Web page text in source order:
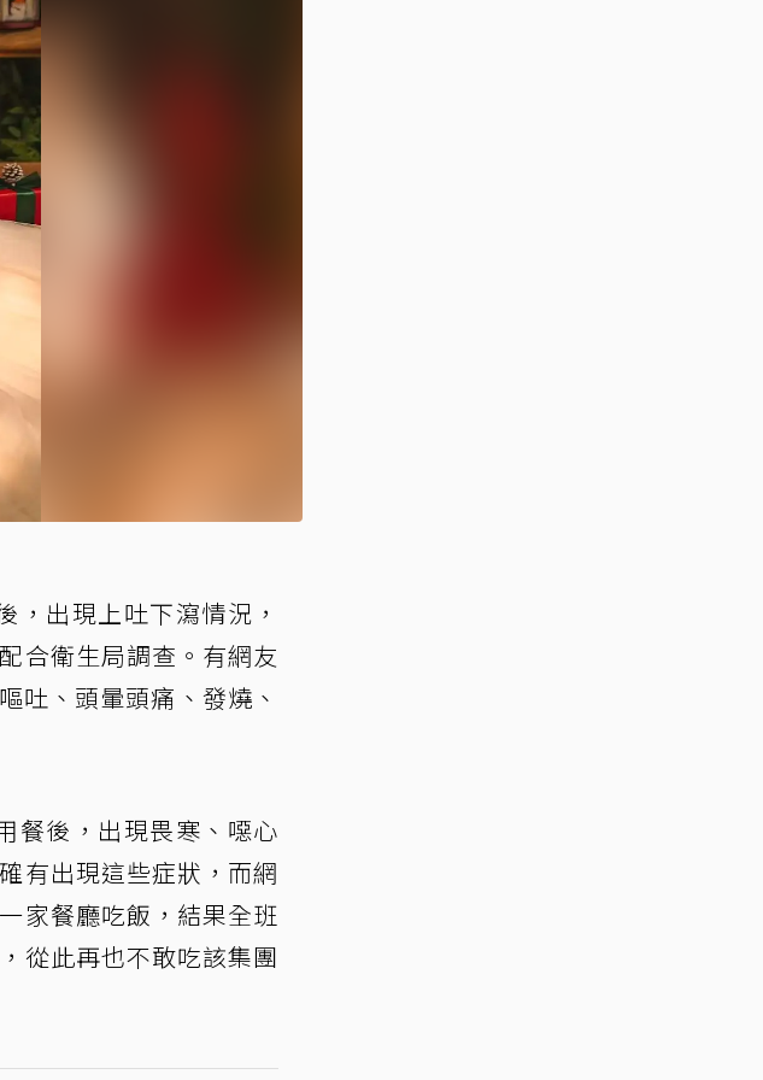
，出現上吐下瀉情況，
合衛生局調查。有網友
吐、頭暈頭痛、發燒、
餐後，出現畏寒、噁心
有出現這些症狀，而網
家餐廳吃飯，結果全班
從此再也不敢吃該集團